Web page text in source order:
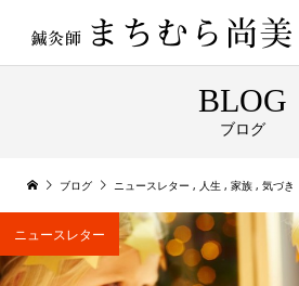
BLOG
ブログ
ブログ ニュースレター , 人生 , 家族 , 気づき
ニュースレター